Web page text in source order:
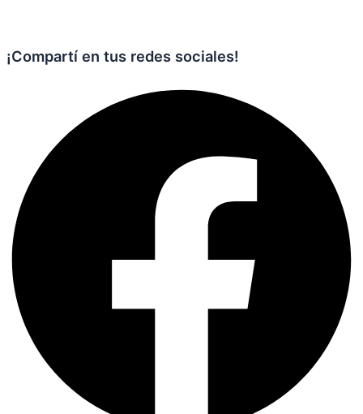
¡Compartí en tus redes sociales!